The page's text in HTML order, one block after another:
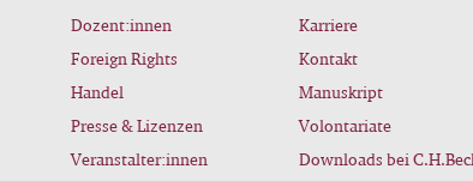
Dozent:innen
Foreign Rights
Handel
Presse & Lizenzen
Veranstalter:innen
Karriere
Kontakt
Manuskript
Volontariate
Downloads bei